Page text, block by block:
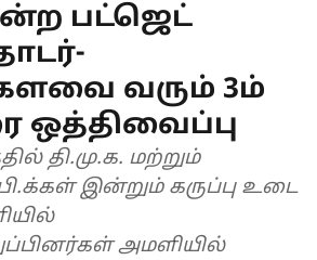
பட்ஜெட்
வரும் 3ம்
ஒத்திவைப்பு
தி.மு.க. மற்றும்
இன்றும் கருப்பு உடை
அமளியில்